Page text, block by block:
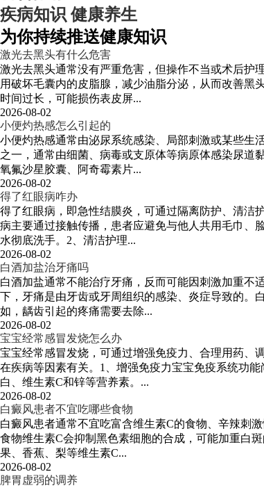
疾病知识 健康养生
为你持续推送健康知识
激光去黑头有什么危害
激光去黑头通常没有严重危害，但操作不当或术后护
用破坏毛囊内的皮脂腺，减少油脂分泌，从而改善
时间过长，可能损伤表皮屏...
2026-08-02
小便灼热感怎么引起的
小便灼热感通常由泌尿系统感染、局部刺激或某些生
之一，通常由细菌、病毒或支原体等病原体感染尿道
氧氟沙星胶囊、阿奇霉素片...
2026-08-02
得了红眼病咋办
得了红眼病，即急性结膜炎，可通过隔离防护、清洁
病主要通过接触传播，患者应避免与他人共用毛巾、
水彻底洗手。2、清洁护理...
2026-08-02
白酒加盐治牙痛吗
白酒加盐通常不能治疗牙痛，反而可能因刺激加重不
下，牙痛是由牙齿或牙周组织的感染、炎症导致的。
如，龋齿引起的疼痛需要去除...
2026-08-02
宝宝经常感冒发烧怎么办
宝宝经常感冒发烧，可通过增强免疫力、合理用药、
在疾病等因素有关。1、增强免疫力宝宝免疫系统功
白、维生素C和锌等营养素。...
2026-08-02
白癜风患者不宜吃哪些食物
白癜风患者通常不宜吃富含维生素C的食物、辛辣刺
食物维生素C会抑制黑色素细胞的合成，可能加重白
果、香蕉、梨等维生素C...
2026-08-02
脾胃虚弱的调养